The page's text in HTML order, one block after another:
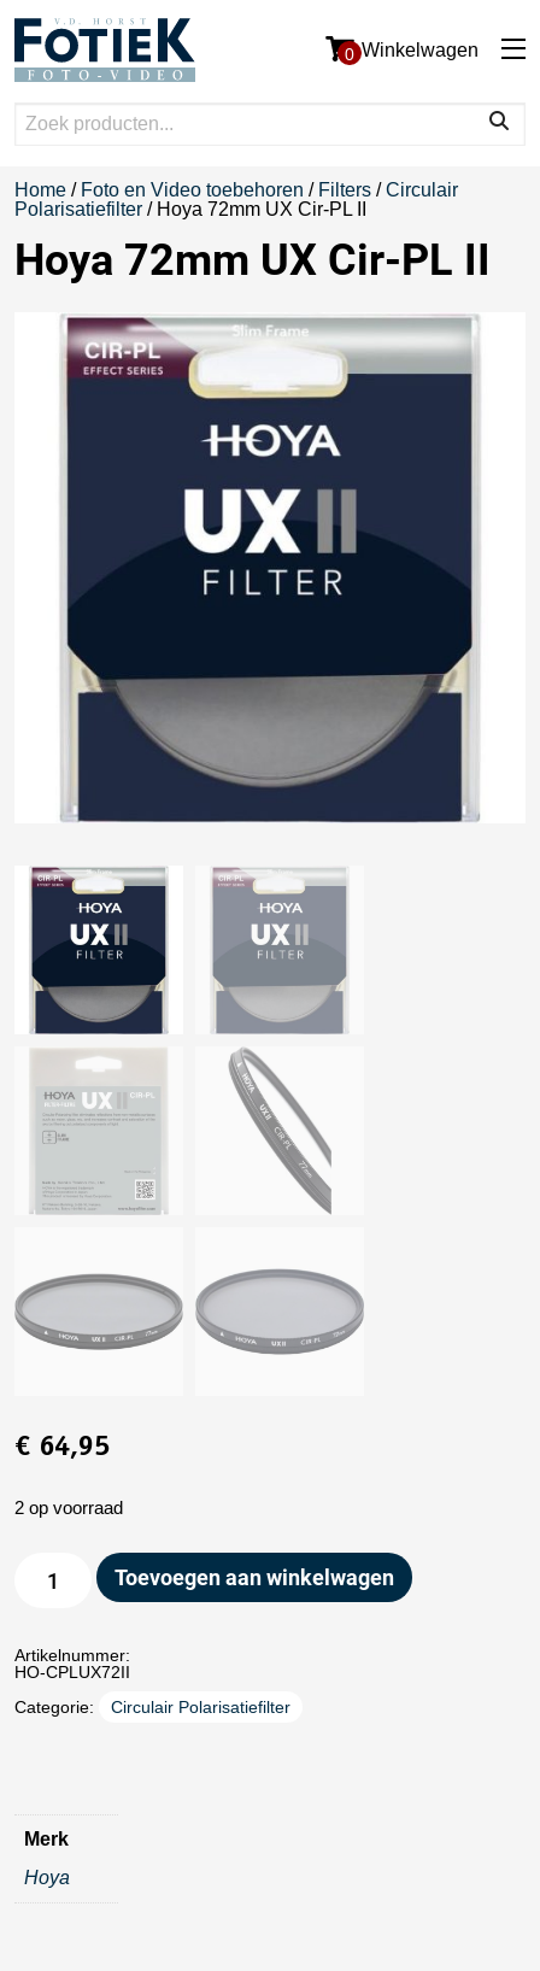
0 Winkelwagen
Home / Foto en Video toebehoren / Filters /Circulair
Polarisatiefilter / Hoya 72mm UX Cir-PL II
Hoya 72mm UX Cir-PL II
€ 64,95
2 op voorraad
Toevoegen aan winkelwagen
Artikelnummer:
HO-CPLUX72II
Categorie:
Circulair Polarisatiefilter
Merk
Hoya